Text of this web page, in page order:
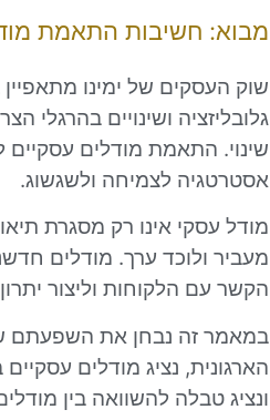
מבוא: חשיבות התאמת
שוק העסקים של ימינו
גלובליזציה ושינויים בהרגלי
שינוי. התאמת מודלים
אסטרטגיה לצמיחה ולשגשוג.
מודל עסקי אינו רק מסגרת
מעביר ולוכד ערך. מודלים
הקשר עם הלקוחות וליצור
במאמר זה נבחן את השפעתם
הארגונית, נציג מודלים
ונציג טבלה להשוואה בין